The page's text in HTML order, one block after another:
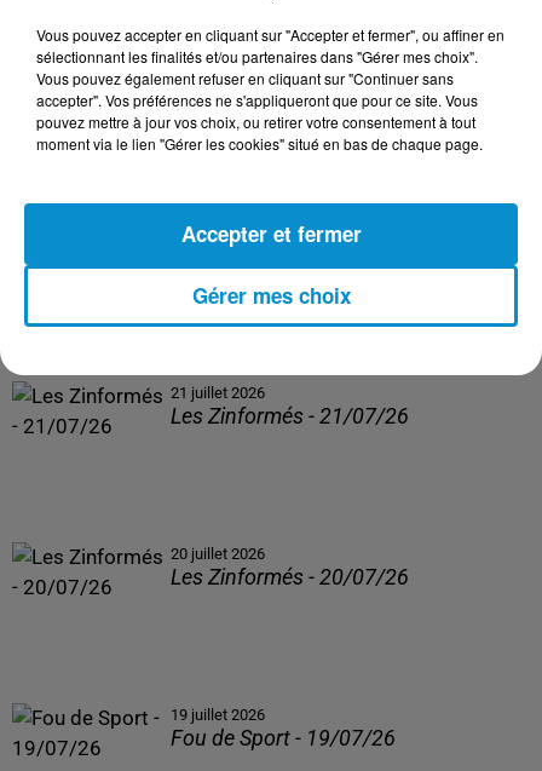
23 juillet 2026
Les Zinformés - 23/07/26
22 juillet 2026
Les Zinformés - 22/07/26
21 juillet 2026
Les Zinformés - 21/07/26
20 juillet 2026
Les Zinformés - 20/07/26
19 juillet 2026
Fou de Sport - 19/07/26
Vous pouvez accepter en cliquant sur "Accepter et fermer", ou affiner en
sélectionnant les finalités et/ou partenaires dans "Gérer mes choix".
Vous pouvez également refuser en cliquant sur "Continuer sans
accepter". Vos préférences ne s'appliqueront que pour ce site. Vous
pouvez mettre à jour vos choix, ou retirer votre consentement à tout
moment via le lien "Gérer les cookies" situé en bas de chaque page.
Gérer mes choix
Accepter et fermer